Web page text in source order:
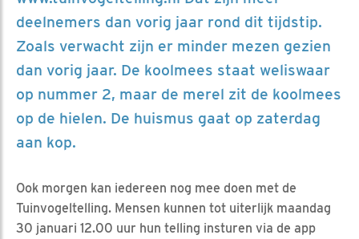
deelnemers dan vorig jaar rond dit tijdstip.
Zoals verwacht zijn er minder mezen gezien
dan vorig jaar. De koolmees staat weliswaar
op nummer 2, maar de merel zit de koolmees
op de hielen. De huismus gaat op zaterdag
aan kop.
Ook morgen kan iedereen nog mee doen met de
Tuinvogeltelling. Mensen kunnen tot uiterlijk maandag
30 januari 12.00 uur hun telling insturen via de app